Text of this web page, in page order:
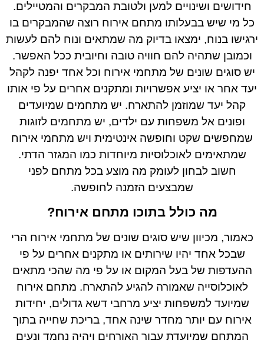
חידושים ושינויים למען ולטובת המבקרים והמטיילים.
כל מי שיש בבעלותו מתחם אירוח רוצה שהמבקרים בו
ירגישו בנוח, ימצאו בדיוק מה שמתאים ונוח להם לעשות
וכמובן שתהיה להם חוויה טובה וחיובית ככל האפשר.
יש סוגים שונים של מתחמי אירוח וכל אחד יפנה לקהל
יעד אחר או יציע אפשרויות ומתקנים אחרים על פי אותו
קהל יעד שמוזמן להתארח. יש מתחמים שמיועדים
ופונים אל משפחות עם ילדים, יש מתחמים לזוגות
שמחפשים שקט וחופשה אינטימית ויש מתחמי אירוח
שמתאימים לאוכלוסיות מיוחדות כמו המגזר הדתי.
חשוב לבחון לעומק מה מוצע בכל מתחם לפני
שמבצעים הזמנה לחופשה.
מה כולל בתוכו מתחם אירוח?
כאמור, מכיוון שיש סוגים שונים של מתחמי אירוח הרי
שבכל אחד יהיו שירותים או מתקנים אחרים על פי
ההעדפות של בעל המקום או על פי מה שהכי מתאים
לאוכלוסייה שאמורה להגיע להתארח. מתחם אירוח
שמיועד למשפחות יציע מרחבי דשא גדולים, יחידות
אירוח עם יותר מחדר שינה אחד, בריכת שחייה בתוך
המתחם שמיועדת עבור האורחים ויהיה נחמד ונעים